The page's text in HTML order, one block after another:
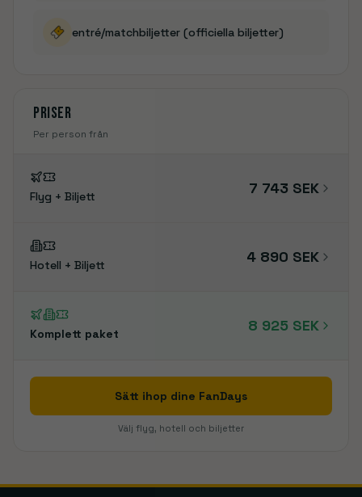
entré/matchbiljetter (officiella biljetter)
Priser
Per person från
Flyg + Biljett 7 743 SEK
Hotell + Biljett 4 890 SEK
Komplett paket 8 925 SEK
Sätt ihop dine FanDays
Välj flyg, hotell och biljetter